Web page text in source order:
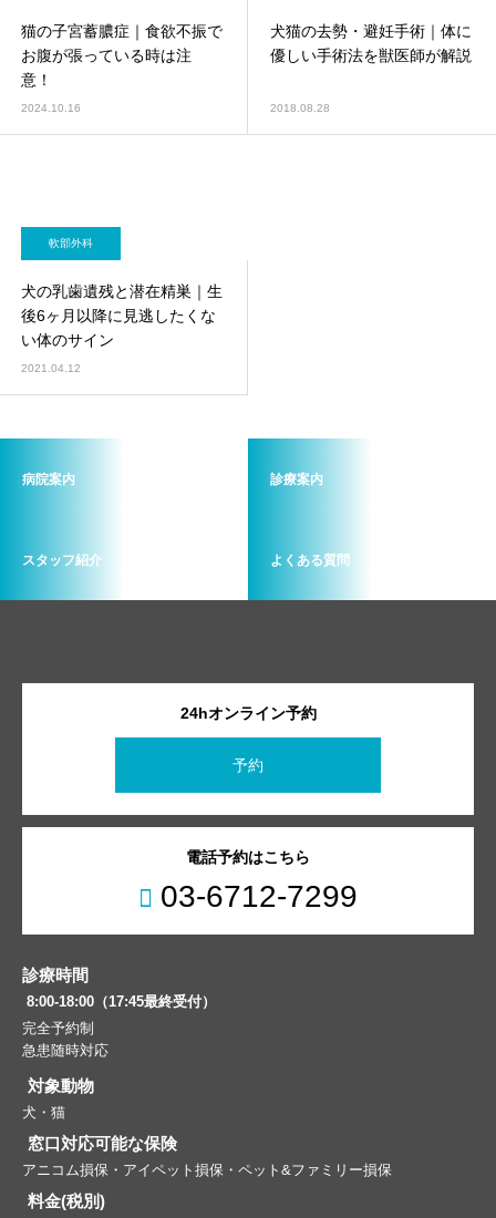
猫の子宮蓄膿症｜食欲不振で
お腹が張っている時は注
意！
2024.10.16
犬猫の去勢・避妊手術｜体に
優しい手術法を獣医師が解説
2018.08.28
軟部外科
犬の乳歯遺残と潜在精巣｜生
後6ヶ月以降に見逃したくな
い体のサイン
2021.04.12
病院案内 診療案内
スタッフ紹介 よくある質問
24hオンライン予約
予約
電話予約はこちら
03-6712-7299
診療時間
8:00-18:00（17:45最終受付）
完全予約制
急患随時対応
対象動物
犬・猫
窓口対応可能な保険
アニコム損保・アイペット損保・ペット&ファミリー損保
料金(税別)